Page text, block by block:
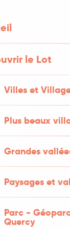
le Lot
Villes et
Plus beaux
Grandes
Paysages et
Parc -
Quercy
vin"
46350